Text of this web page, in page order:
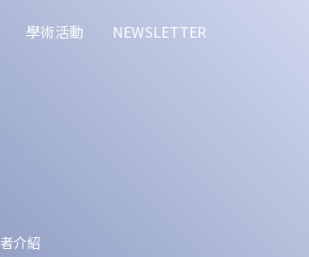
學術活動 NEWSLETTER
介紹